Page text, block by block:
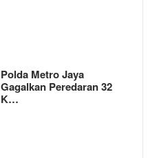
Polda Metro Jaya
Gagalkan Peredaran 32
K…